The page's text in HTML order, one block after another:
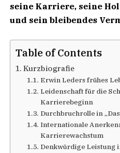
seine Karriere, seine
und sein bleibendes
Table of Contents
Kurzbiografie
Erwin Leders frühes
Leidenschaft für die
Karrierebeginn
Durchbruchrolle in
Internationale
Karrierewachstum
Denkwürdige Leistung